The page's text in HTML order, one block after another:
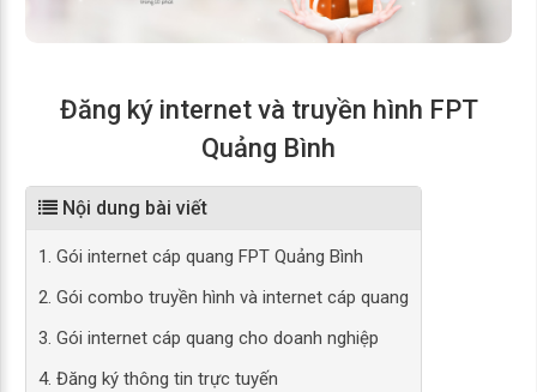
Đăng ký internet và truyền hình FPT
Quảng Bình
Nội dung bài viết
1. Gói internet cáp quang FPT Quảng Bình
2. Gói combo truyền hình và internet cáp quang
3. Gói internet cáp quang cho doanh nghiệp
4. Đăng ký thông tin trực tuyến